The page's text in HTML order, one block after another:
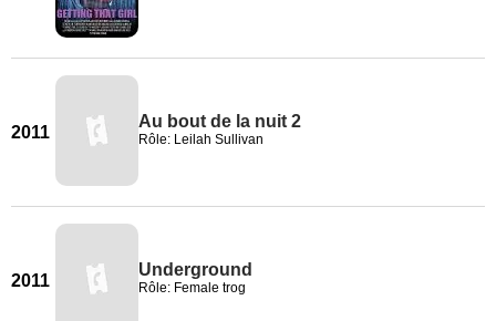
2011
Au bout de la nuit 2
Rôle: Leilah Sullivan
2011
Underground
Rôle: Female trog